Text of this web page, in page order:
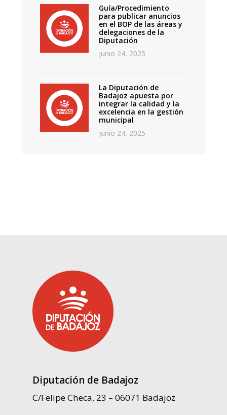
Guía/Procedimiento
para publicar anuncios
en el BOP de las áreas y
delegaciones de la
Diputación
junio 24, 2025
La Diputación de
Badajoz apuesta por
integrar la calidad y la
excelencia en la gestión
municipal
junio 24, 2025
Diputación de Badajoz
C/Felipe Checa, 23 – 06071 Badajoz